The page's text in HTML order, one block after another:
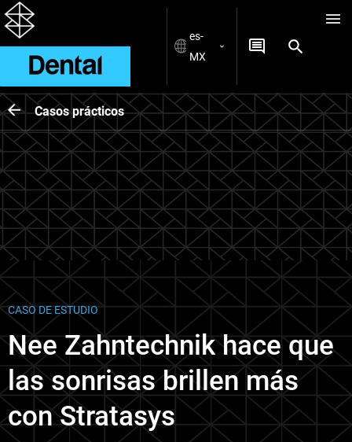
es-
MX
Casos prácticos
CASO DE ESTUDIO
Nee Zahntechnik hace que
las sonrisas brillen más
con Stratasys